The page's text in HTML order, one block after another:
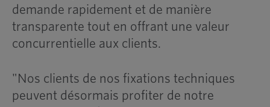
demande rapidement et de manière
transparente tout en offrant une valeur
concurrentielle aux clients.
"Nos clients de nos fixations techniques
peuvent désormais profiter de notre